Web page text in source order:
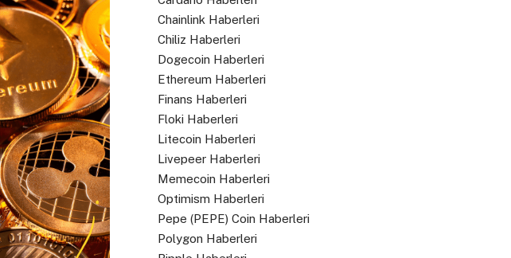
Chainlink Haberleri
Chiliz Haberleri
Dogecoin Haberleri
Ethereum Haberleri
Finans Haberleri
Floki Haberleri
Litecoin Haberleri
Livepeer Haberleri
Memecoin Haberleri
Optimism Haberleri
Pepe (PEPE) Coin Haberleri
Polygon Haberleri